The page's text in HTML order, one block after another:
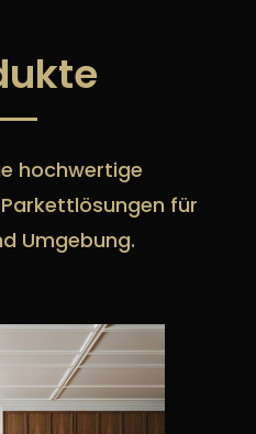
hochwertige
für
Umgebung.